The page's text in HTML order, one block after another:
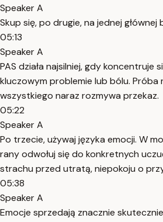
Speaker A
Skup się, po drugie, na jednej głównej
05:13
Speaker A
PAS działa najsilniej, gdy koncentruje
kluczowym problemie lub bólu. Próba
wszystkiego naraz rozmywa przekaz.
05:22
Speaker A
Po trzecie, używaj języka emocji. W
rany odwołuj się do konkretnych
strachu przed utratą, niepokoju o
05:38
Speaker A
Emocje sprzedają znacznie